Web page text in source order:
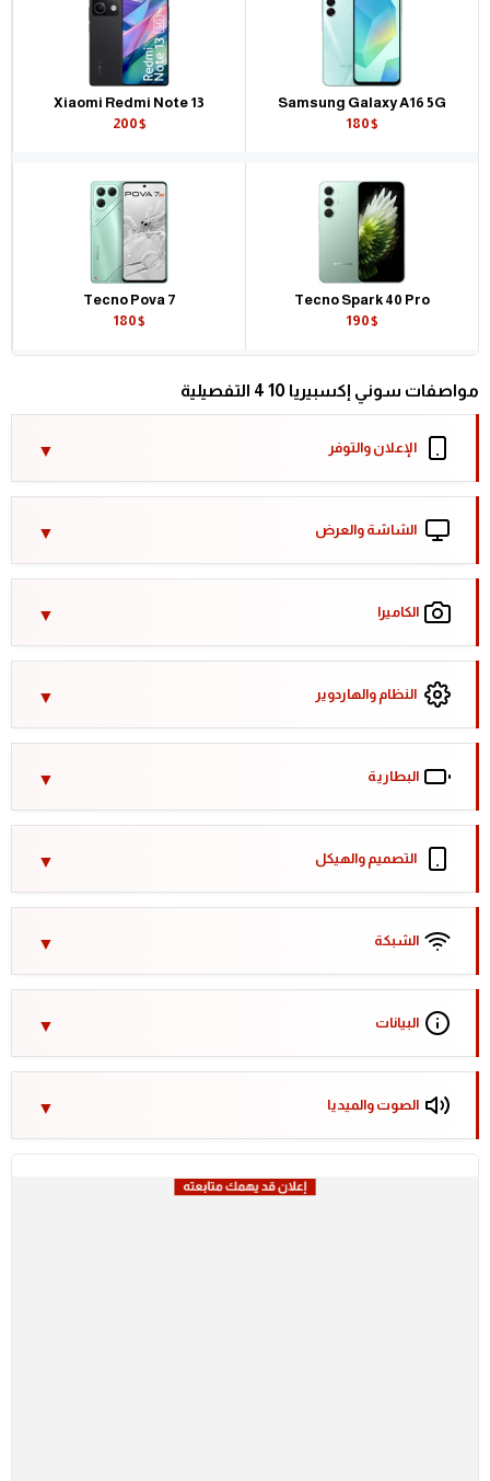
Samsung Galaxy A16 5G
180$
Xiaomi Redmi Note 13
200$
Tecno Spark 40 Pro
190$
Tecno Pova 7
180$
مواصفات سوني إكسبيريا 10 4 التفصيلية
الإعلان والتوفر
الشاشة والعرض
الكاميرا
النظام والهاردوير
البطارية
التصميم والهيكل
الشبكة
البيانات
الصوت والميديا